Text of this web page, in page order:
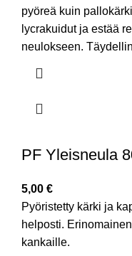
pyöreä kuin
lycrakuidut ja estää
neulokseen.
PF Yleisneula
5,00 €
Pyöristetty kärki ja
helposti.
kankaille.